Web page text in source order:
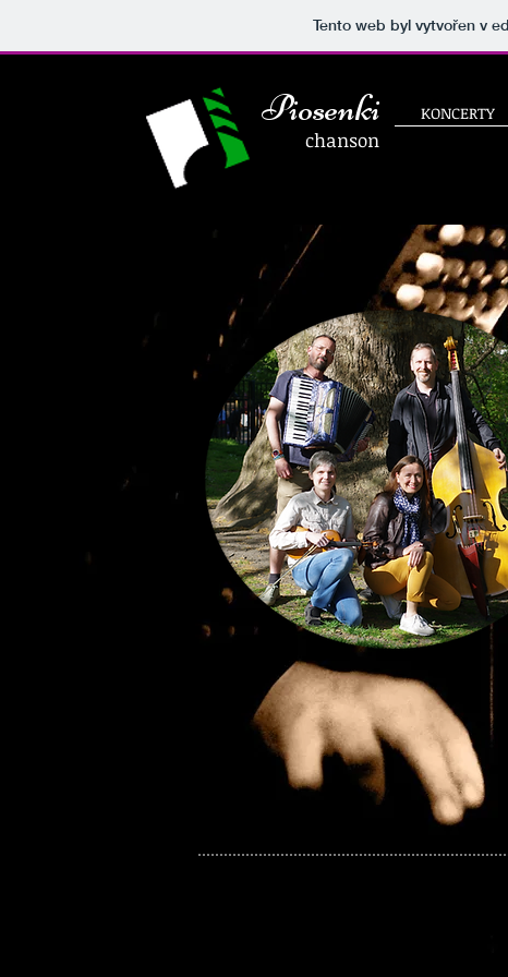
Tento web byl vytvořen v
Piosenki
chanson
KONCERTY